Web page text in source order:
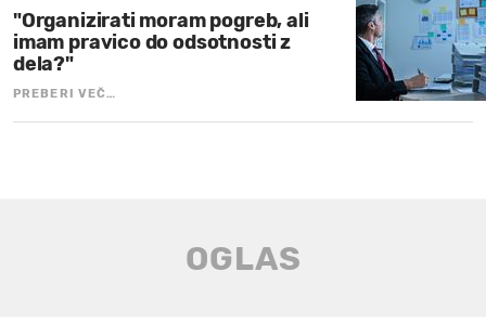
"Organizirati moram pogreb, ali
imam pravico do odsotnosti z
dela?"
PREBERI VEČ…